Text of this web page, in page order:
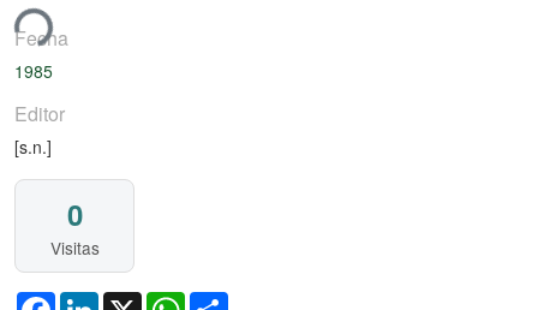
Fecha
1985
Editor
[s.n.]
0
Visitas
FacebookLinkedIn
X WhatsApp